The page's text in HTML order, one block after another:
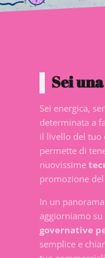
Sei
Sei energica,
determinata a
il livello del
permette di
nuovissime
promozione
In un
aggiorniamo
governative
semplice e